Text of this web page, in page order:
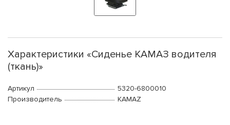
Характеристики «Сиденье КАМАЗ водителя
(ткань)»
Артикул
5320-6800010
Производитель
KAMAZ